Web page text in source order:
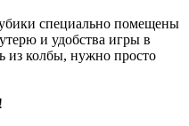
специально помещены
и удобства игры в
из колбы, нужно просто